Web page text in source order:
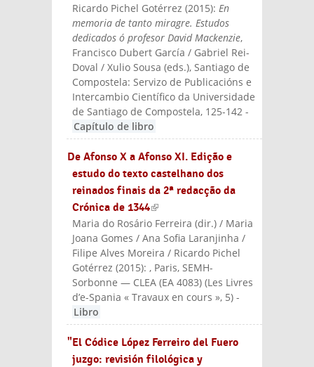
Ricardo Pichel Gotérrez (2015):En
memoria de tanto miragre. Estudos
dedicados ó profesor David Mackenzie,
Francisco Dubert García / Gabriel Rei-
Doval / Xulio Sousa (eds.), Santiago de
Compostela: Servizo de Publicacións e
Intercambio Científico da Universidade
de Santiago de Compostela, 125-142 -
Capítulo de libro
De Afonso X a Afonso XI. Edição e
estudo do texto castelhano dos
reinados finais da 2ª redacção da
Crónica de 1344(link is external)
Maria do Rosário Ferreira (dir.) / Maria
Joana Gomes / Ana Sofia Laranjinha /
Filipe Alves Moreira / Ricardo Pichel
Gotérrez (2015):, Paris, SEMH-
Sorbonne — CLEA (EA 4083) (Les Livres
d’e-Spania « Travaux en cours », 5) -
Libro
"El Códice López Ferreiro del Fuero
juzgo: revisión filológica y